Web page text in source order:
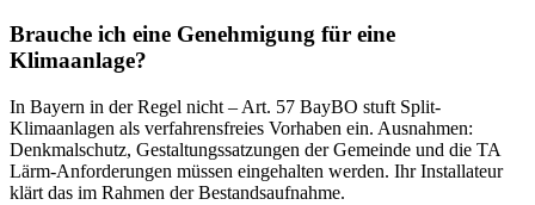
Brauche ich eine Genehmigung für eine
Klimaanlage?
In Bayern in der Regel nicht – Art. 57 BayBO stuft Split-
Klimaanlagen als verfahrensfreies Vorhaben ein. Ausnahmen:
Denkmalschutz, Gestaltungssatzungen der Gemeinde und die TA
Lärm-Anforderungen müssen eingehalten werden. Ihr Installateur
klärt das im Rahmen der Bestandsaufnahme.